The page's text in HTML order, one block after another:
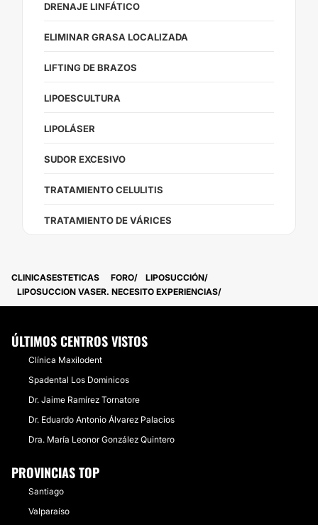
DRENAJE LINFÁTICO
ELIMINAR GRASA LOCALIZADA
LIFTING DE BRAZOS
LIPOESCULTURA
LIPOLÁSER
SUDOR EXCESIVO
TRATAMIENTO CELULITIS
TRATAMIENTO DE VÁRICES
CLINICASESTETICAS FORO
LIPOSUCCIÓN
LIPOSUCCION VASER. NECESITO EXPERIENCIAS
ÚLTIMOS CENTROS VISTOS
Clínica Maxilodent
​Spadental Los Dominicos
Dr. Jaime Ramírez Tornatore
Dr. Eduardo Antonio Álvarez Palacios
Dra. María Leonor González Quintero
PROVINCIAS TOP
Santiago
Valparaíso